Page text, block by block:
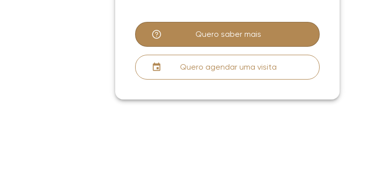
Quero saber mais
Quero agendar uma visita